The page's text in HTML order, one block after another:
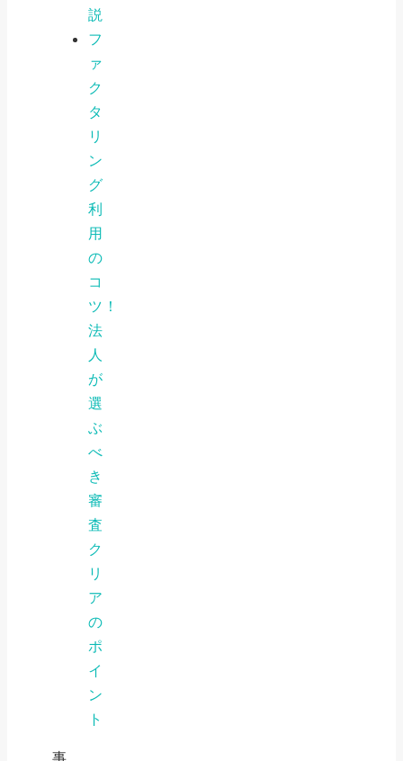
説
フ
ァ
ク
タ
リ
ン
グ
利
用
の
コ
ツ！
法
人
が
選
ぶ
べ
き
審
査
ク
リ
ア
の
ポ
イ
ン
ト
事